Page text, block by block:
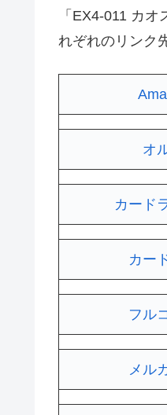
「EX4-011 カ
れぞれのリンク
オ
カード
カー
フル
メル